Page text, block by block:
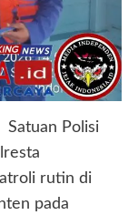
Satuan Polisi
rutin di
pada